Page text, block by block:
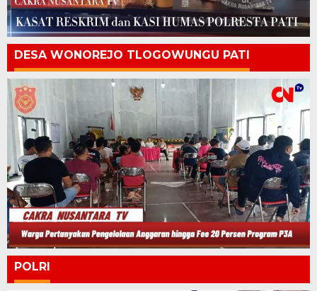
DESA WONOREJO TLOGOWUNGU PATI
POLRI